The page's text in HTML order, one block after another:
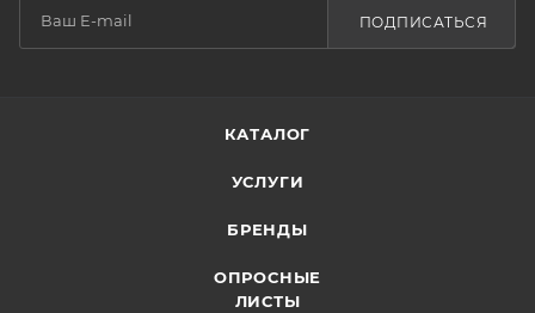
ПОДПИСАТЬСЯ
КАТАЛОГ
УСЛУГИ
БРЕНДЫ
ОПРОСНЫЕ
ЛИСТЫ